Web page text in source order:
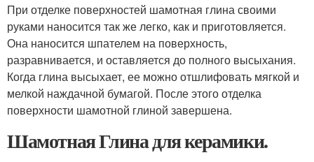
При отделке поверхностей шамотная глина своими
руками наносится так же легко, как и приготовляется.
Она наносится шпателем на поверхность,
разравнивается, и оставляется до полного высыхания.
Когда глина высыхает, ее можно отшлифовать мягкой и
мелкой наждачной бумагой. После этого отделка
поверхности шамотной глиной завершена.
Шамотная Глина для керамики.